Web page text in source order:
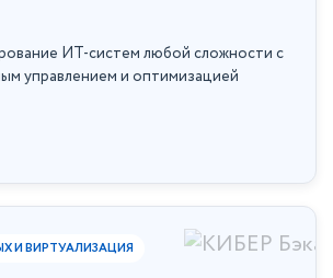
ИТ-систем любой сложности с
управлением и оптимизацией
И ВИРТУАЛИЗАЦИЯ